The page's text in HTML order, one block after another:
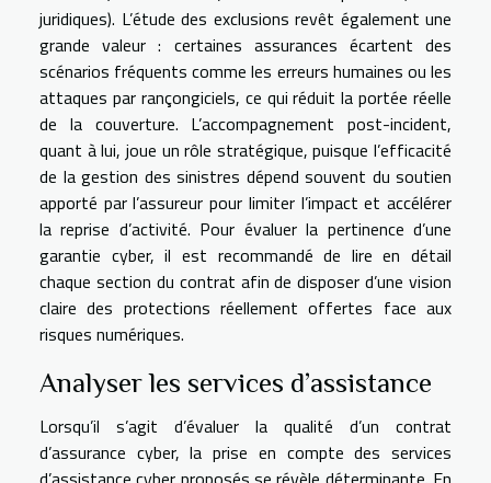
juridiques). L’étude des exclusions revêt également une
grande valeur : certaines assurances écartent des
scénarios fréquents comme les erreurs humaines ou les
attaques par rançongiciels, ce qui réduit la portée réelle
de la couverture. L’accompagnement post-incident,
quant à lui, joue un rôle stratégique, puisque l’efficacité
de la gestion des sinistres dépend souvent du soutien
apporté par l’assureur pour limiter l’impact et accélérer
la reprise d’activité. Pour évaluer la pertinence d’une
garantie cyber, il est recommandé de lire en détail
chaque section du contrat afin de disposer d’une vision
claire des protections réellement offertes face aux
risques numériques.
Analyser les services d’assistance
Lorsqu’il s’agit d’évaluer la qualité d’un contrat
d’assurance cyber, la prise en compte des services